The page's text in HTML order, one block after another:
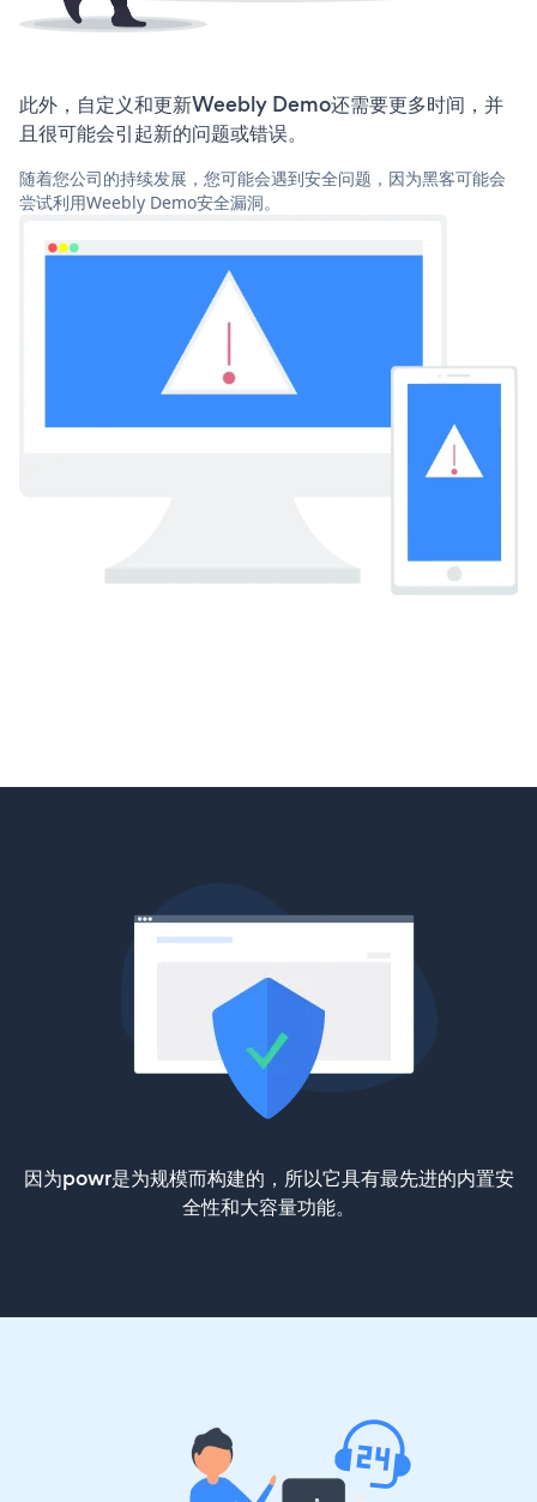
此外，自定义和更新Weebly Demo还需要更多时间，并
且很可能会引起新的问题或错误。
随着您公司的持续发展，您可能会遇到安全问题，因为黑客可能会
尝试利用Weebly Demo安全漏洞。
因为powr是为规模而构建的，所以它具有最先进的内置安
全性和大容量功能。